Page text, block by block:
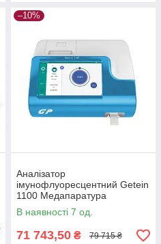
–10%
Аналізатор
імунофлуоресцентний Getein
1100 Медапаратура
В наявності 7 од.
71 743,50 ₴ 79 715 ₴